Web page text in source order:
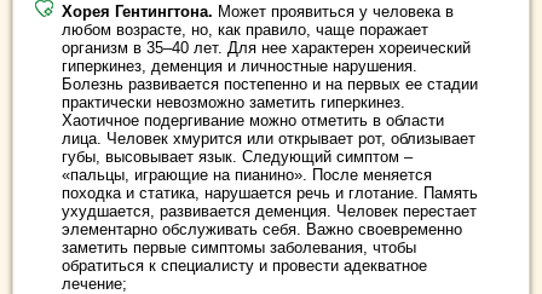
Хорея Гентингтона. Может проявиться у человека в
любом возрасте, но, как правило, чаще поражает
организм в 35–40 лет. Для нее характерен хореический
гиперкинез, деменция и личностные нарушения.
Болезнь развивается постепенно и на первых ее стадии
практически невозможно заметить гиперкинез.
Хаотичное подергивание можно отметить в области
лица. Человек хмурится или открывает рот, облизывает
губы, высовывает язык. Следующий симптом –
«пальцы, играющие на пианино». После меняется
походка и статика, нарушается речь и глотание. Память
ухудшается, развивается деменция. Человек перестает
элементарно обслуживать себя. Важно своевременно
заметить первые симптомы заболевания, чтобы
обратиться к специалисту и провести адекватное
лечение;